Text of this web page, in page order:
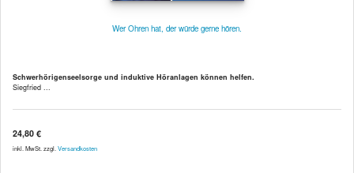
Wer Ohren hat, der würde gerne hören.
Schwerhörigenseelsorge und induktive Höranlagen können helfen.
Siegfried ...
24,80 €
inkl. MwSt. zzgl. Versandkosten